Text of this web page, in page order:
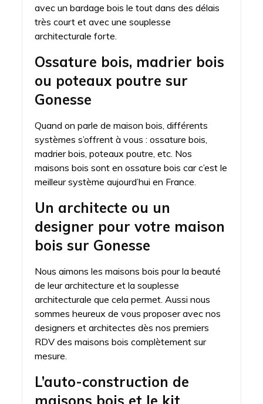
avec un bardage bois le tout dans des délais
très court et avec une souplesse
architecturale forte.
Ossature bois, madrier bois
ou poteaux poutre sur
Gonesse
Quand on parle de maison bois, différents
systèmes s’offrent à vous : ossature bois,
madrier bois, poteaux poutre, etc. Nos
maisons bois sont en ossature bois car c’est le
meilleur système aujourd’hui en France.
Un architecte ou un
designer pour votre maison
bois sur Gonesse
Nous aimons les maisons bois pour la beauté
de leur architecture et la souplesse
architecturale que cela permet. Aussi nous
sommes heureux de vous proposer avec nos
designers et architectes dès nos premiers
RDV des maisons bois complètement sur
mesure.
L’auto-construction de
maisons bois et le kit